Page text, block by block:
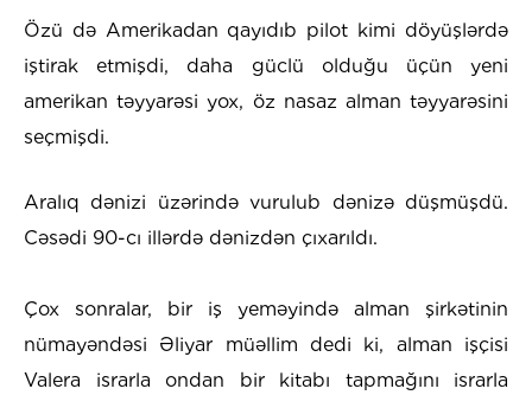
Özü də Amerikadan qayıdıb pilot kimi döyüşlərdə
iştirak etmişdi, daha güclü olduğu üçün yeni
amerikan təyyarəsi yox, öz nasaz alman təyyarəsini
seçmişdi.
Aralıq dənizi üzərində vurulub dənizə düşmüşdü.
Cəsədi 90-cı illərdə dənizdən çıxarıldı.
Çox sonralar, bir iş yeməyində alman şirkətinin
nümayəndəsi Əliyar müəllim dedi ki, alman işçisi
Valera israrla ondan bir kitabı tapmağını israrla